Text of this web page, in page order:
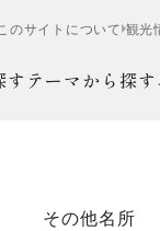
のサイトについて 観光
す テーマから探す
その他名所